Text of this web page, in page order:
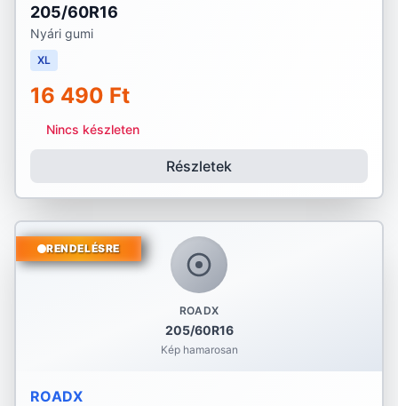
205/60R16
Nyári gumi
XL
16 490 Ft
Nincs készleten
Részletek
ROADX
205/60R16
Kép hamarosan
RENDELÉSRE
ROADX